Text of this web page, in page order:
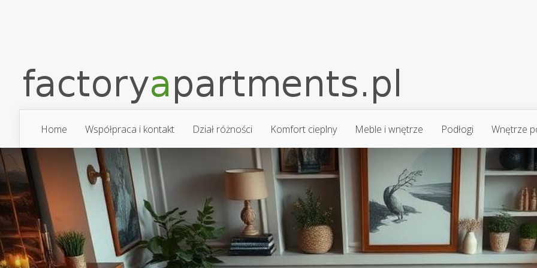
Home Współpraca i kontakt Dział różności Komfort cieplny Meble i wnętrze Podłogi Wnętrze